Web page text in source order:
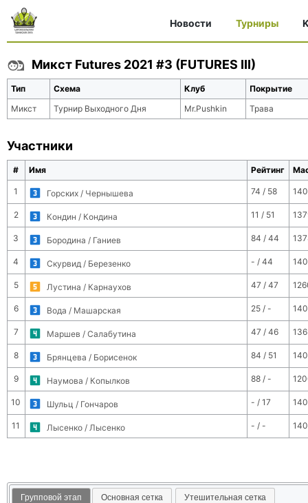
Новости Турниры
Микст Futures 2021 #3 (FUTURES III)
Тип Схема Клуб
Покрытие
Микст
Турнир Выходного Дня Mr.Pushkin Трава
Участники
# Имя Рейтинг
1 Горских / Чернышева 74 / 58
2 Кондин / Кондина 11 / 51
3 Бородина / Ганиев 84 / 44
4 Скурвид / Березенко - / 44
5 Лустина / Карнаухов 47 / 47
6 Вода / Машарская 25 / -
7 Маршев / Салабутина 47 / 46
8 Брянцева / Борисенок 84 / 51
9 Наумова / Копылков 88 / -
10 Шульц / Гончаров - / 17
11 Лысенко / Лысенко - / -
Групповой этап Основная сетка Утешительная сетка